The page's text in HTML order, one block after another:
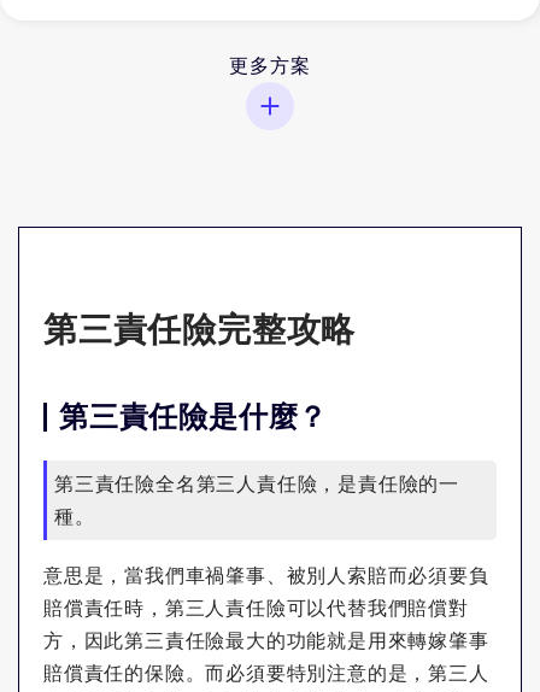
更多方案
第三責任險完整攻略
第三責任險是什麼？
第三責任險全名第三人責任險，是責任險的一
種。
意思是，當我們車禍肇事、被別人索賠而必須要負
賠償責任時，第三人責任險可以代替我們賠償對
方，因此第三責任險最大的功能就是用來轉嫁肇事
賠償責任的保險。而必須要特別注意的是，第三人